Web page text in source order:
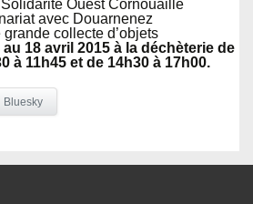
Solidarité Ouest Cornouaille
avec Douarnenez
collecte d’objets
au 18 avril 2015 à la déchèterie de
à 11h45 et de 14h30 à 17h00.
Bluesky